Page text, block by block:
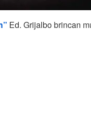
Ed. Grijalbo brincan